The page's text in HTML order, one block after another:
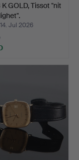
K GOLD, Tissot "nit
Jul 2026